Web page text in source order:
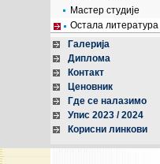
Мастер студије
Остала литература
Галерија
Диплома
Контакт
Ценовник
Где се налазимо
Упис 2023 / 2024
Корисни линкови